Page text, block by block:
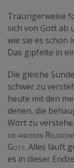
Traurigerweise
sich von Gott ab
wie sie es schon
Das gipfelte in
Die gleiche
schwer zu
heute mit den
denen, die
Wort zu
die anderen
Gott. Alles läuft
es in dieser